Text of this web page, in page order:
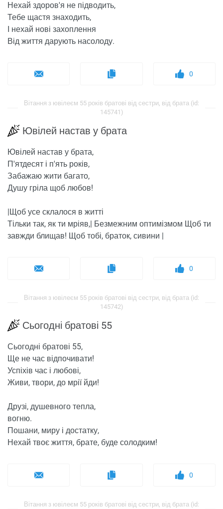
Нехай здоров'я не підводить,
Тебе щастя знаходить,
І нехай нові захоплення
Від життя дарують насолоду.
0
Вітання з ювілеєм 55 років братові від сестри, від брата (id:
145741)
Ювілей настав у брата
Ювілей настав у брата,
П'ятдесят і п'ять років,
Забажаю жити багато,
Душу гріла щоб любов!
|Щоб усе склалося в житті
Тільки так, як ти мріяв,| Безмежним оптимізмом Щоб ти
завжди блищав! Щоб тобі, браток, сивини |
0
Вітання з ювілеєм 55 років братові від сестри, від брата (id:
145742)
Сьогодні братові 55
Сьогодні братові 55,
Ще не час відпочивати!
Успіхів час і любові,
Живи, твори, до мрії йди!
Друзі, душевного тепла,
вогню.
Пошани, миру і достатку,
Нехай твоє життя, брате, буде солодким!
0
Вітання з ювілеєм 55 років братові від сестри, від брата (id: